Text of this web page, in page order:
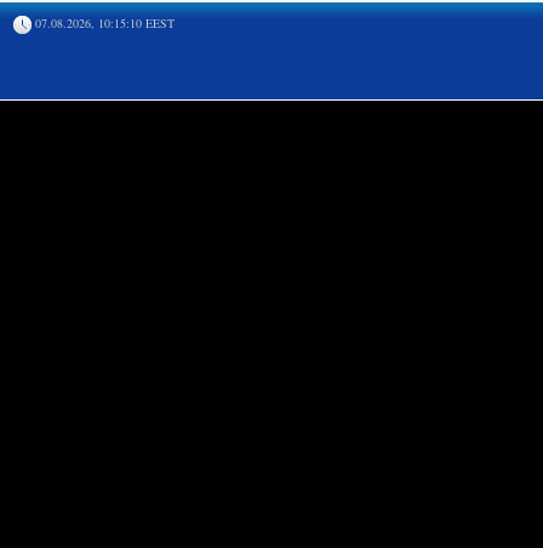
07.08.2026, 10:15:10 EEST